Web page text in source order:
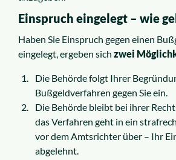
Einspruch eingelegt – wie
Haben Sie Einspruch gegen einen
eingelegt, ergeben sich zwei
Die Behörde folgt Ihrer
Bußgeldverfahren gegen Sie ein.
Die Behörde bleibt bei ihrer
das Verfahren geht in ein
vor dem Amtsrichter über – Ihr
abgelehnt.